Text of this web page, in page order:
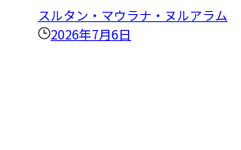
スルタン・マウラナ・ヌルアラム
2026年7月6日